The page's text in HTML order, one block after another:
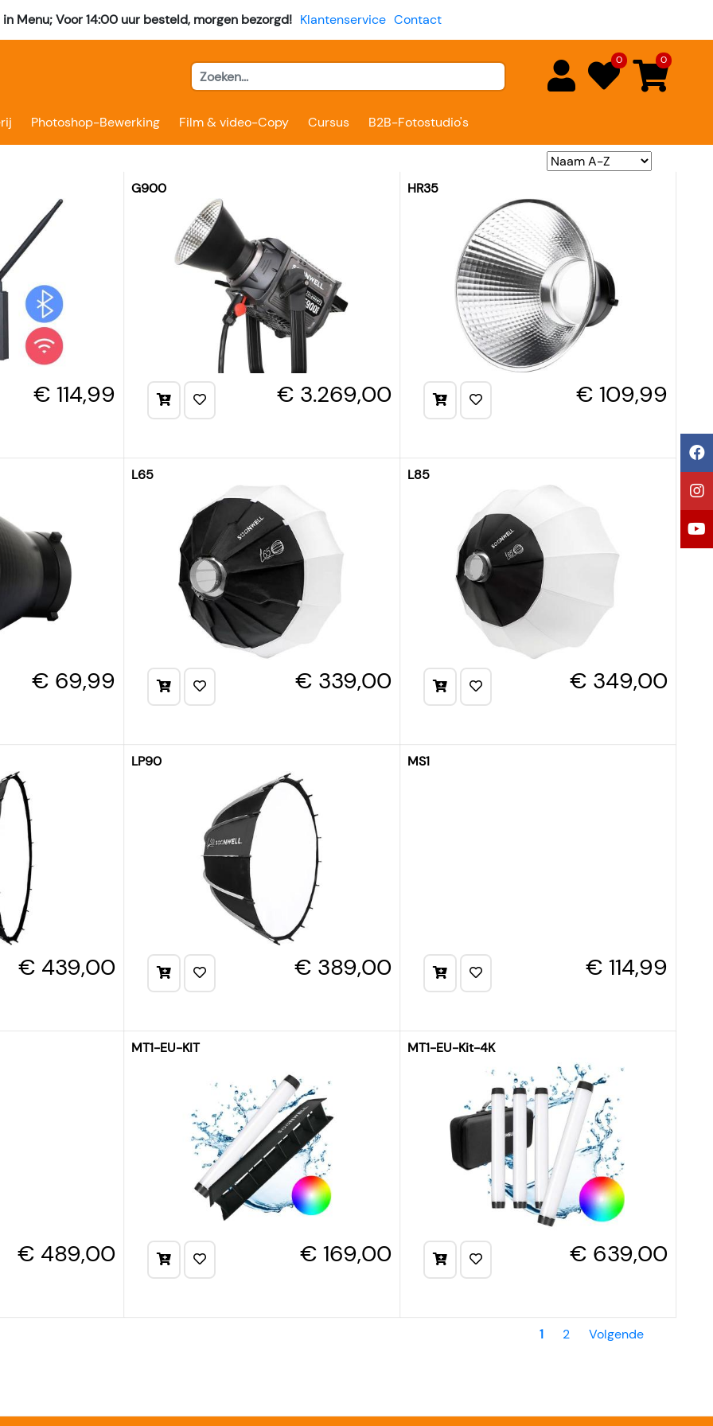
Menu; Voor 14:00 uur besteld, morgen bezorgd! Klantenservice Contact
0 0
Photoshop-Bewerking Film & video-Copy Cursus B2B-Fotostudio's
€ 114,99
G900
€ 3.269,00
HR35
€ 109,99
€ 69,99
L65
€ 339,00
L85
€ 349,00
€ 439,00
LP90
€ 389,00
MS1
€ 114,99
€ 489,00
MT1-EU-KIT
€ 169,00
MT1-EU-Kit-4K
€ 639,00
1 2 Volgende